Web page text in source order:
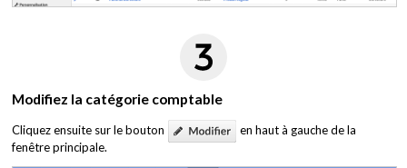
Modifiez la catégorie comptable
Cliquez ensuite sur le bouton
en haut à gauche de la
fenêtre principale.